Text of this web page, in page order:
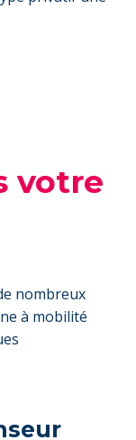
votre
nombreux
à mobilité